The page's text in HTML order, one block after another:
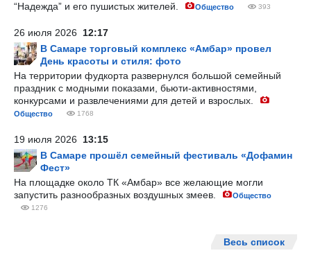
“Надежда” и его пушистых жителей.
Общество 393
26 июля 2026 12:17
В Самаре торговый комплекс «Амбар» провел
День красоты и стиля: фото
На территории фудкорта развернулся большой семейный
праздник с модными показами, бьюти-активностями,
конкурсами и развлечениями для детей и взрослых.
Общество 1768
19 июля 2026 13:15
В Самаре прошёл семейный фестиваль «Дофамин
Фест»
На площадке около ТК «Амбар» все желающие могли
запустить разнообразных воздушных змеев.
Общество
1276
Весь список